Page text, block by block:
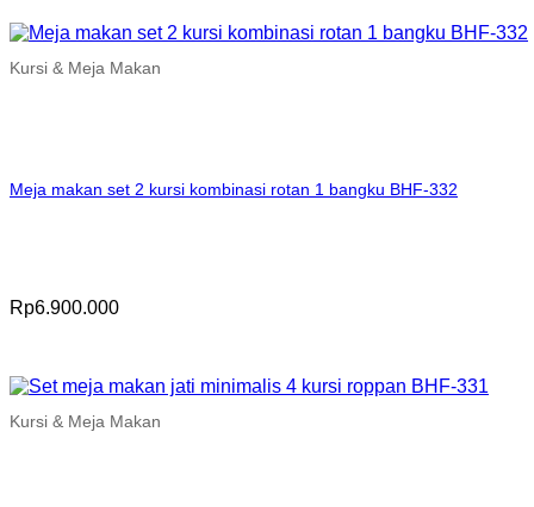
Kursi & Meja Makan
Meja makan set 2 kursi kombinasi rotan 1 bangku BHF-332
Rp6.900.000
Kursi & Meja Makan